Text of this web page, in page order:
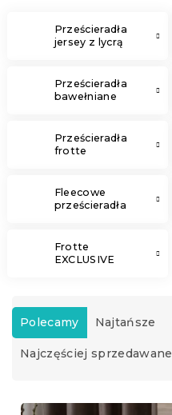
Prześcieradła
jersey z lycrą
Prześcieradła
bawełniane
Prześcieradła
frotte
Fleecowe
prześcieradła
Frotte
EXCLUSIVE
S
o
r
Polecamy Najtańsze
Najczęściej sprzedawane
L